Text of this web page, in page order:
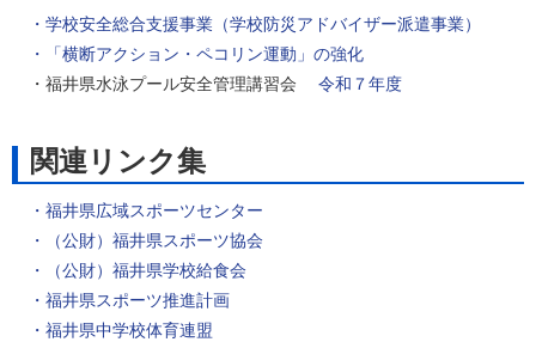
・学校安全総合支援事業（学校防災アドバイザー派遣事業）
・「横断アクション・ペコリン運動」の強化
・福井県水泳プール安全管理講習会 令和７年度
関連リンク集
・ 福井県広域スポーツセンター
・（公財）福井県スポーツ協会
・
（公財）福井県学校給食会
・福井県スポーツ推進計画
・ 福井県中学校体育連盟